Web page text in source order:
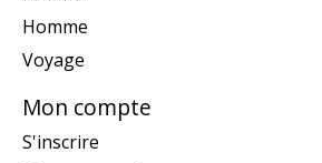
Homme
Voyage
Mon compte
S'inscrire